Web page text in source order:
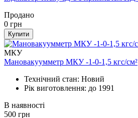
Продано
0 грн
Купити
МКУ
Мановакуумметр МКУ -1-0-1,5 кгс/см²
Технічний стан: Новий
Рік виготовлення: до 1991
В наявності
500 грн